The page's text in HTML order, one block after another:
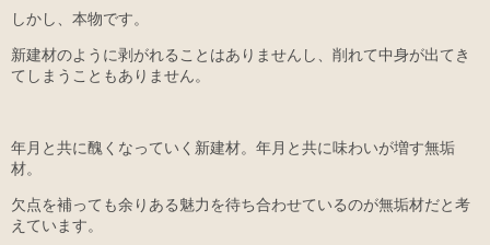
しかし、本物です。
新建材のように剥がれることはありませんし、削れて中身が出てき
てしまうこともありません。
年月と共に醜くなっていく新建材。年月と共に味わいが増す無垢
材。
欠点を補っても余りある魅力を待ち合わせているのが無垢材だと考
えています。